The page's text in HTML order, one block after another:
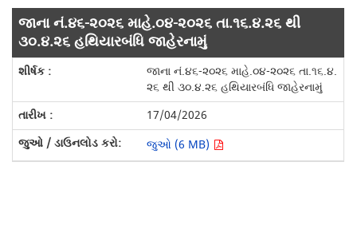
જાના નં.૪૬-૨૦૨૬ માહે.૦૪-૨૦૨૬ તા.૧૬.૪.૨૬ થી
૩૦.૪.૨૬ હથિયારબંધિ જાહેરનામું
જાના નં.૪૬-૨૦૨૬ માહે.૦૪-૨૦૨૬ તા.૧૬.૪.
૨૬ થી ૩૦.૪.૨૬ હથિયારબંધિ જાહેરનામું
17/04/2026
જુઓ (6 MB)